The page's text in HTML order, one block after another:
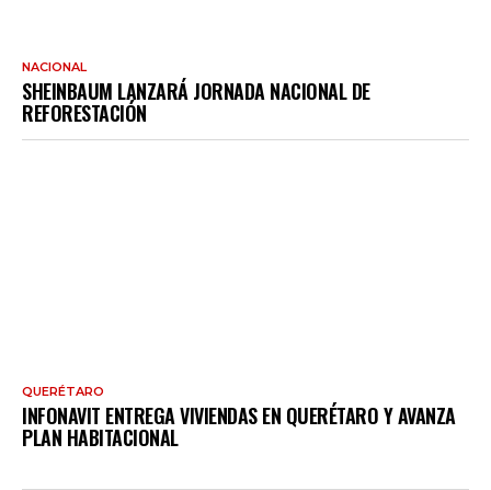
NACIONAL
SHEINBAUM LANZARÁ JORNADA NACIONAL DE
REFORESTACIÓN
QUERÉTARO
INFONAVIT ENTREGA VIVIENDAS EN QUERÉTARO Y AVANZA
PLAN HABITACIONAL